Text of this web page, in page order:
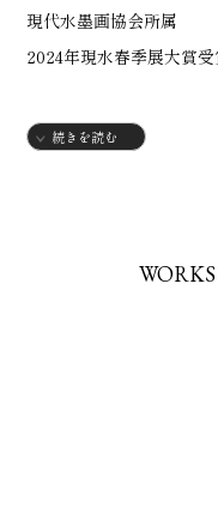
現代水墨画協会所属
2024年現水春季展大賞受
続きを読む
WORKS